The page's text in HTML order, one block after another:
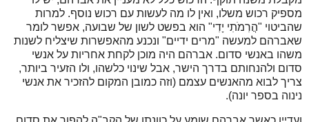
מספיק רכוש משלו, ואין לו מה לעשות עם רכוש נוסף. למרות
שהביטוי "הֲרִמֹתִי יָדִי" הוא בפשט לשון של שבועה, אפשר לומר
שאברהם למעשה "מרים ידיים" ונכנע מהאפשרות שיצליח לשנות
משהו באנשי סדום. אברהם היה מוכן לקחת אחריות על אנשי
סדום ולהנחותם בדרך הישר, אבל שינוי כלשהו, ולו הזעיר ביותר,
צריך לבוא מהאנשים עצמם (וזה כמובן המקום להזכיר את אנשי
נינוה בספר יונה).